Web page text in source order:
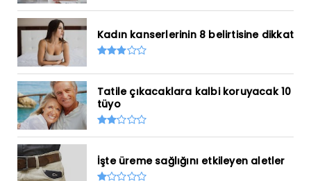
Kadın kanserlerinin 8 belirtisine dikkat
Tatile çıkacaklara kalbi koruyacak 10
tüyo
İşte üreme sağlığını etkileyen aletler